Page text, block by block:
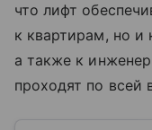
что лифт
к квартирам, но и
а также к
проходят по всей